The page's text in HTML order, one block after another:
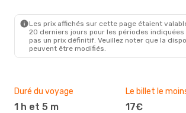
Les prix affichés sur cette page étaient
20 derniers jours pour les périodes
pas un prix définitif. Veuillez noter que la
peuvent être modifiés.
Duré du voyage
1 h et 5 m
Le billet le
17€